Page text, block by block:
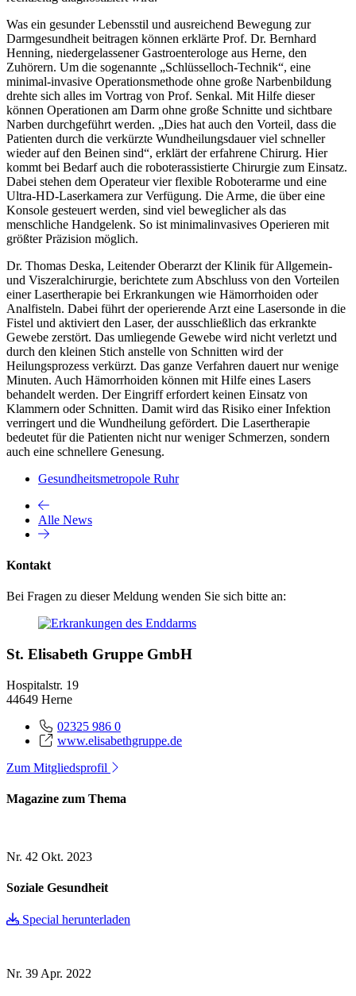
Was ein gesunder Lebensstil und ausreichend Bewegung zur
Darmgesundheit beitragen können erklärte Prof. Dr. Bernhard
Henning, niedergelassener Gastroenterologe aus Herne, den
Zuhörern. Um die sogenannte „Schlüsselloch-Technik“, eine
minimal-invasive Operationsmethode ohne große Narbenbildung
drehte sich alles im Vortrag von Prof. Senkal. Mit Hilfe dieser
können Operationen am Darm ohne große Schnitte und sichtbare
Narben durchgeführt werden. „Dies hat auch den Vorteil, dass die
Patienten durch die verkürzte Wundheilungsdauer viel schneller
wieder auf den Beinen sind“, erklärt der erfahrene Chirurg. Hier
kommt bei Bedarf auch die roboterassistierte Chirurgie zum Einsatz.
Dabei stehen dem Operateur vier flexible Roboterarme und eine
Ultra-HD-Laserkamera zur Verfügung. Die Arme, die über eine
Konsole gesteuert werden, sind viel beweglicher als das
menschliche Handgelenk. So ist minimalinvasives Operieren mit
größter Präzision möglich.
Dr. Thomas Deska, Leitender Oberarzt der Klinik für Allgemein-
und Viszeralchirurgie, berichtete zum Abschluss von den Vorteilen
einer Lasertherapie bei Erkrankungen wie Hämorrhoiden oder
Analfisteln. Dabei führt der operierende Arzt eine Lasersonde in die
Fistel und aktiviert den Laser, der ausschließlich das erkrankte
Gewebe zerstört. Das umliegende Gewebe wird nicht verletzt und
durch den kleinen Stich anstelle von Schnitten wird der
Heilungsprozess verkürzt. Das ganze Verfahren dauert nur wenige
Minuten. Auch Hämorrhoiden können mit Hilfe eines Lasers
behandelt werden. Der Eingriff erfordert keinen Einsatz von
Klammern oder Schnitten. Damit wird das Risiko einer Infektion
verringert und die Wundheilung gefördert. Die Lasertherapie
bedeutet für die Patienten nicht nur weniger Schmerzen, sondern
auch eine schnellere Genesung.
Gesundheitsmetropole Ruhr
Alle News
Kontakt
Bei Fragen zu dieser Meldung wenden Sie sich bitte an:
St. Elisabeth Gruppe GmbH
Hospitalstr. 19
44649 Herne
02325 986 0
www.elisabethgruppe.de
Zum Mitgliedsprofil
Magazine zum Thema
Nr. 42 Okt. 2023
Soziale Gesundheit
Special herunterladen
Nr. 39 Apr. 2022